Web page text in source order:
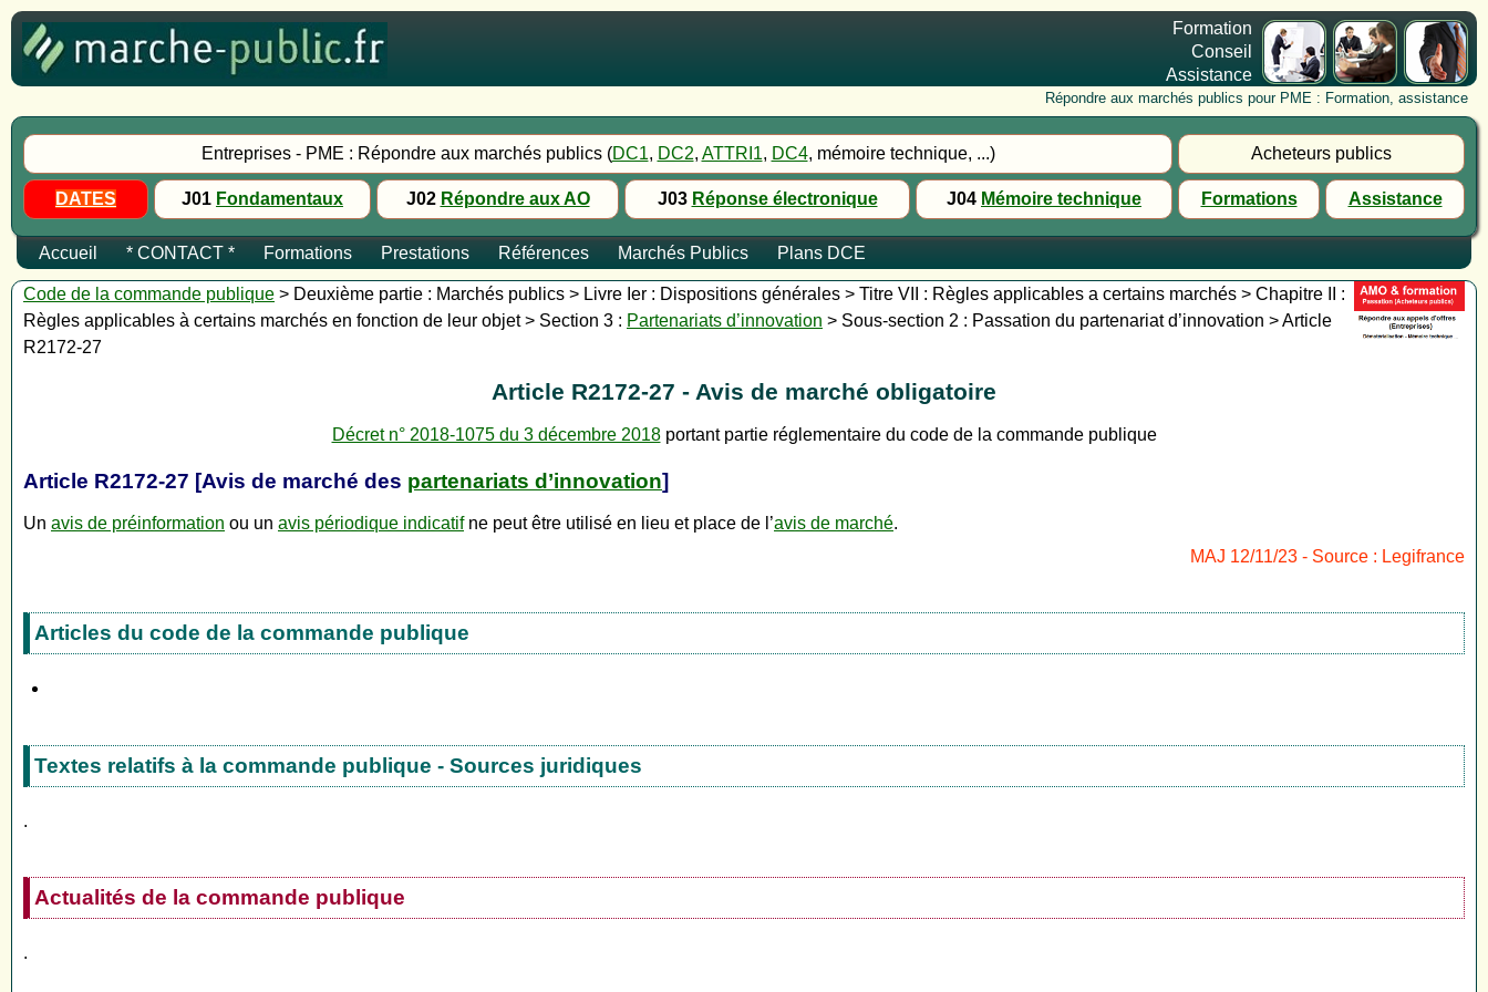
Formation
Conseil
Assistance
Répondre aux marchés publics pour PME : Formation, assistance
Entreprises - PME : Répondre aux marchés publics (DC1, DC2, ATTRI1, DC4, mémoire technique, ...) Acheteurs publics
DATES J01 Fondamentaux J02 Répondre aux AO J03 Réponse électronique J04 Mémoire technique Formations Assistance
Accueil * CONTACT * Formations Prestations Références Marchés Publics Plans DCE
Code de la commande publique > Deuxième partie : Marchés publics > Livre Ier : Dispositions générales > Titre VII : Règles applicables a certains marchés > Chapitre II :
Règles applicables à certains marchés en fonction de leur objet > Section 3 : Partenariats d’innovation > Sous-section 2 : Passation du partenariat d’innovation > Article
R2172-27
Article R2172-27 - Avis de marché obligatoire
Décret n° 2018-1075 du 3 décembre 2018portant partie réglementaire du code de la commande publique
Article R2172-27 [Avis de marché des partenariats d’innovation]
Un avis de préinformation ou un avis périodique indicatifne peut être utilisé en lieu et place de l’avis de marché.
MAJ 12/11/23 - Source : Legifrance
Articles du code de la commande publique
Textes relatifs à la commande publique - Sources juridiques
.
Actualités de la commande publique
.